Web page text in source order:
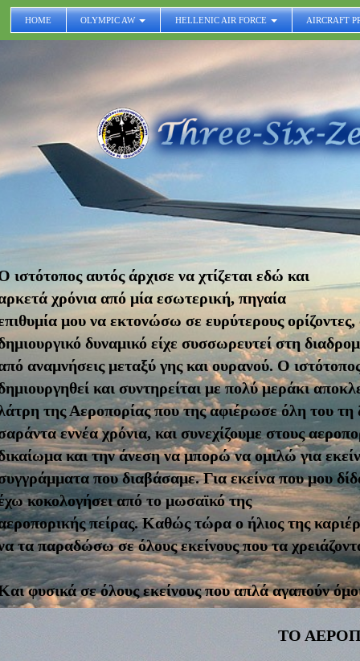
HOME OLYMPIC AW HELLENIC AIR FORCE AIRCRAFT
ιστότοπος αυτός άρχισε να χτίζεται εδώ και
χρόνια από μία εσωτερική, πηγαία
μου να εκτονώσω σε ευρύτερους ορίζοντες,
δυναμικό είχε συσσωρευτεί στη
αναμνήσεις μεταξύ γης καιουρανού. Ο
και συντηρείται με πολύ μεράκι
της Αεροπορίας που της αφιέρωσε όλη του τη
εννέα χρόνια, και συνεχίζουμε στους
και την άνεση να μπορώ να ομιλώ για
που διαβάσαμε. Για εκείνα που μου
κοκολογήσει από το μωσαϊκό της
πείρας. Καθώς τώρα ο ήλιος της
τα παραδώσω σε όλους εκείνους που τα
φυσικά σε όλους εκείνους που απλά αγαπούν
ΤΟ